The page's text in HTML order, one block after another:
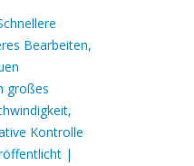
Bearbeiten,
großes
Kontrolle
|